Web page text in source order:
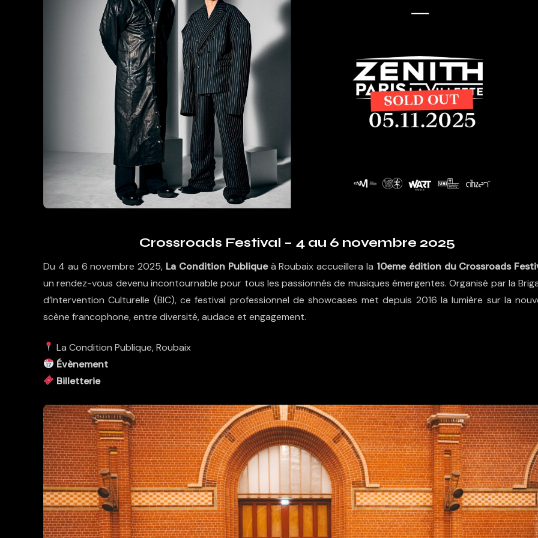
Crossroads Festival – 4 au 6 novembre 2025
Du 4 au 6 novembre 2025, La Condition Publiqueà Roubaix accueillera la 10eme édition du Crossroads
un rendez-vous devenu incontournable pour tous les passionnés de musiques émergentes. Organisé par la
d’Intervention Culturelle (BIC), ce festival professionnel de showcases met depuis 2016 la lumière sur la
scène francophone, entre diversité, audace et engagement.
La Condition Publique, Roubaix
Évènement
Billetterie